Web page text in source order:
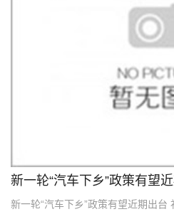
新一轮“汽车下乡”政策有望
新一轮“汽车下乡”政策有望近期出台